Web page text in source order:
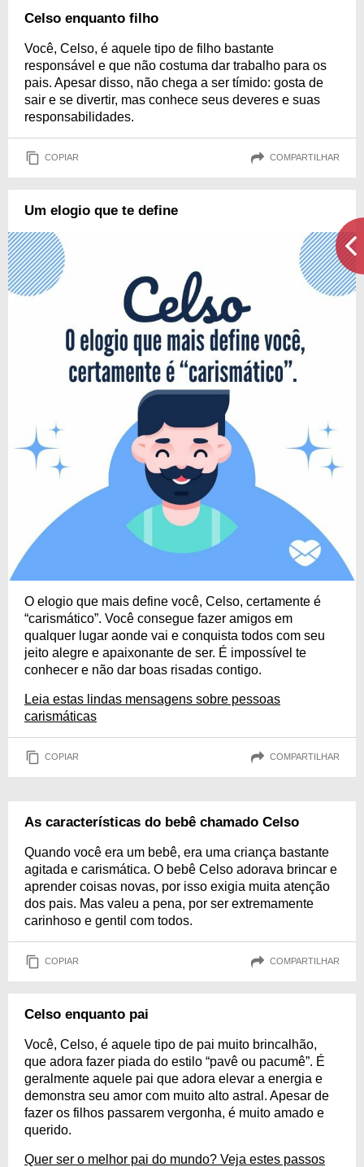
Celso enquanto filho
Você, Celso, é aquele tipo de filho bastante
responsável e que não costuma dar trabalho para os
pais. Apesar disso, não chega a ser tímido: gosta de
sair e se divertir, mas conhece seus deveres e suas
responsabilidades.
COPIAR COMPARTILHAR
Um elogio que te define
O elogio que mais define você, Celso, certamente é
“carismático”. Você consegue fazer amigos em
qualquer lugar aonde vai e conquista todos com seu
jeito alegre e apaixonante de ser. É impossível te
conhecer e não dar boas risadas contigo.
Leia estas lindas mensagens sobre pessoas
carismáticas
COPIAR COMPARTILHAR
As características do bebê chamado Celso
Quando você era um bebê, era uma criança bastante
agitada e carismática. O bebê Celso adorava brincar e
aprender coisas novas, por isso exigia muita atenção
dos pais. Mas valeu a pena, por ser extremamente
carinhoso e gentil com todos.
COPIAR COMPARTILHAR
Celso enquanto pai
Você, Celso, é aquele tipo de pai muito brincalhão,
que adora fazer piada do estilo “pavê ou pacumê”. É
geralmente aquele pai que adora elevar a energia e
demonstra seu amor com muito alto astral. Apesar de
fazer os filhos passarem vergonha, é muito amado e
querido.
Quer ser o melhor pai do mundo? Veja estes passos